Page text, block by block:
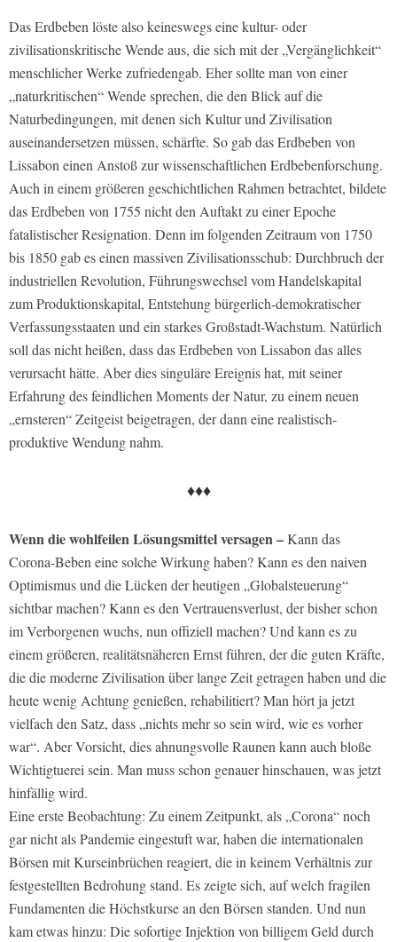
Das Erdbeben löste also keineswegs eine kultur- oder
zivilisationskritische Wende aus, die sich mit der „Vergänglichkeit“
menschlicher Werke zufriedengab. Eher sollte man von einer
„naturkritischen“ Wende sprechen, die den Blick auf die
Naturbedingungen, mit denen sich Kultur und Zivilisation
auseinandersetzen müssen, schärfte. So gab das Erdbeben von
Lissabon einen Anstoß zur wissenschaftlichen Erdbebenforschung.
Auch in einem größeren geschichtlichen Rahmen betrachtet, bildete
das Erdbeben von 1755 nicht den Auftakt zu einer Epoche
fatalistischer Resignation. Denn im folgenden Zeitraum von 1750
bis 1850 gab es einen massiven Zivilisationsschub: Durchbruch der
industriellen Revolution, Führungswechsel vom Handelskapital
zum Produktionskapital, Entstehung bürgerlich-demokratischer
Verfassungsstaaten und ein starkes Großstadt-Wachstum. Natürlich
soll das nicht heißen, dass das Erdbeben von Lissabon das alles
verursacht hätte. Aber dies singuläre Ereignis hat, mit seiner
Erfahrung des feindlichen Moments der Natur, zu einem neuen
„ernsteren“ Zeitgeist beigetragen, der dann eine realistisch-
produktive Wendung nahm.
♦♦♦
Wenn die wohlfeilen Lösungsmittel versagen –Kann das
Corona-Beben eine solche Wirkung haben? Kann es den naiven
Optimismus und die Lücken der heutigen „Globalsteuerung“
sichtbar machen? Kann es den Vertrauensverlust, der bisher schon
im Verborgenen wuchs, nun offiziell machen? Und kann es zu
einem größeren, realitätsnäheren Ernst führen, der die guten Kräfte,
die die moderne Zivilisation über lange Zeit getragen haben und die
heute wenig Achtung genießen, rehabilitiert? Man hört ja jetzt
vielfach den Satz, dass „nichts mehr so sein wird, wie es vorher
war“. Aber Vorsicht, dies ahnungsvolle Raunen kann auch bloße
Wichtigtuerei sein. Man muss schon genauer hinschauen, was jetzt
hinfällig wird.
Eine erste Beobachtung: Zu einem Zeitpunkt, als „Corona“ noch
gar nicht als Pandemie eingestuft war, haben die internationalen
Börsen mit Kurseinbrüchen reagiert, die in keinem Verhältnis zur
festgestellten Bedrohung stand. Es zeigte sich, auf welch fragilen
Fundamenten die Höchstkurse an den Börsen standen. Und nun
kam etwas hinzu: Die sofortige Injektion von billigem Geld durch